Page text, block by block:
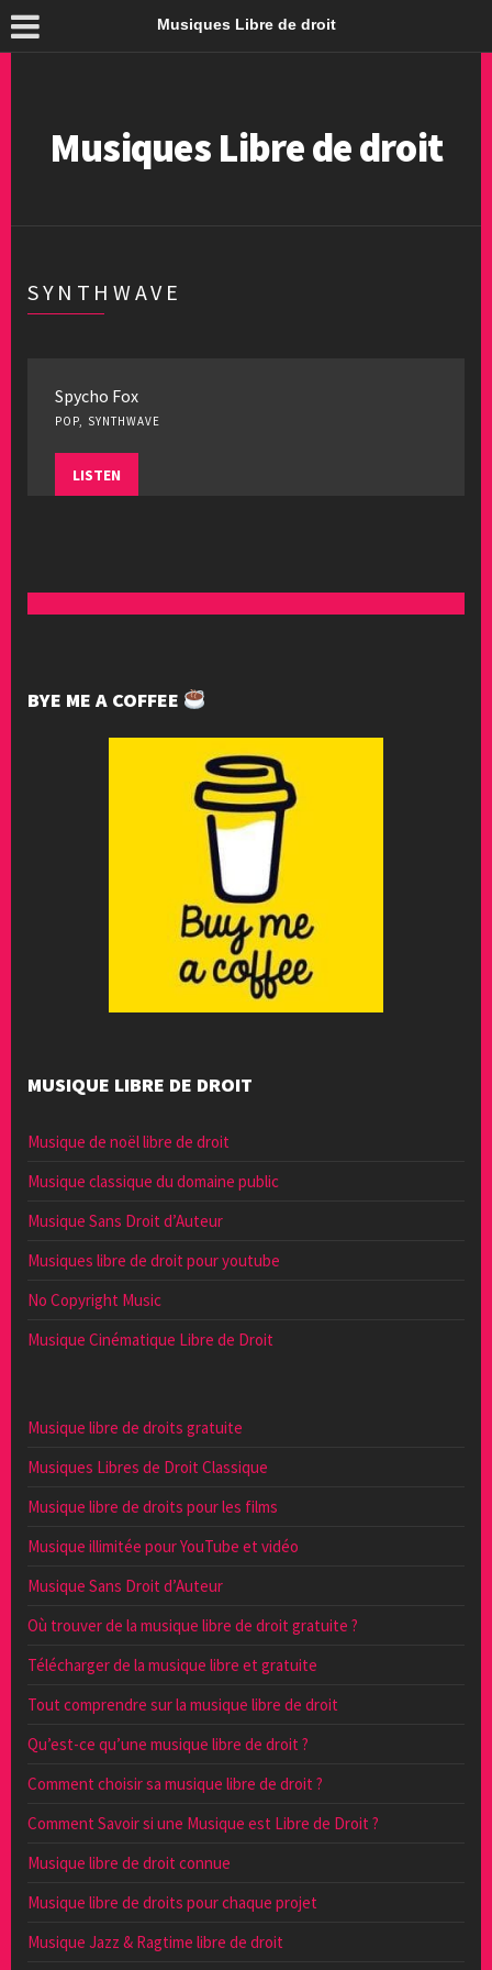
Musiques Libre de droit
Musiques Libre de droit
SYNTHWAVE
Spycho Fox
POP, SYNTHWAVE
LISTEN
BYE ME A COFFEE
MUSIQUE LIBRE DE DROIT
Musique de noël libre de droit
Musique classique du domaine public
Musique Sans Droit d’Auteur
Musiques libre de droit pour youtube
No Copyright Music
Musique Cinématique Libre de Droit
Musique libre de droits gratuite
Musiques Libres de Droit Classique
Musique libre de droits pour les films
Musique illimitée pour YouTube et vidéo
Musique Sans Droit d’Auteur
Où trouver de la musique libre de droit gratuite ?
Télécharger de la musique libre et gratuite
Tout comprendre sur la musique libre de droit
Qu’est-ce qu’une musique libre de droit ?
Comment choisir sa musique libre de droit ?
Comment Savoir si une Musique est Libre de Droit ?
Musique libre de droit connue
Musique libre de droits pour chaque projet
Musique Jazz & Ragtime libre de droit